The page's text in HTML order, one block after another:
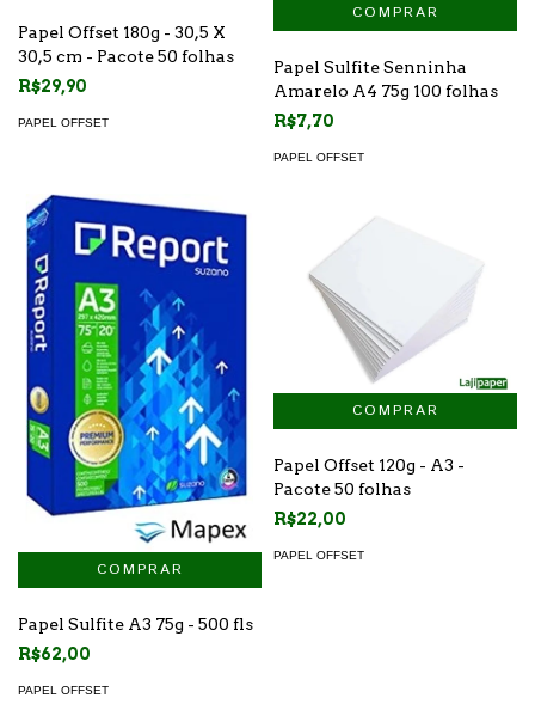
Papel Offset 180g - 30,5 X
30,5 cm - Pacote 50 folhas
R$29,90
PAPEL OFFSET
Papel Sulfite Senninha
Amarelo A4 75g 100 folhas
R$7,70
PAPEL OFFSET
Papel Sulfite A3 75g - 500 fls
R$62,00
PAPEL OFFSET
Papel Offset 120g - A3 -
Pacote 50 folhas
R$22,00
PAPEL OFFSET